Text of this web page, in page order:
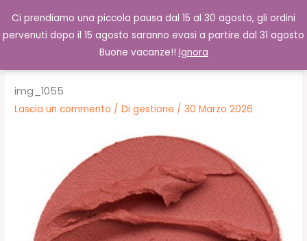
Ci prendiamo una piccola pausa dal 15 al 30 agosto, gli ordini
pervenuti dopo il 15 agosto saranno evasi a partire dal 31 agosto
Buone vacanze!! Ignora
contenuto
0,00€ Cerca
img_1055
Lascia un commento / Digestione /30 Marzo 2026